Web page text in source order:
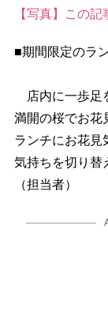
【写真】この
■期間限定のラ
店内に一歩足
満開の桜でお花
ランチにお花見
気持ちを切り替
（担当者）